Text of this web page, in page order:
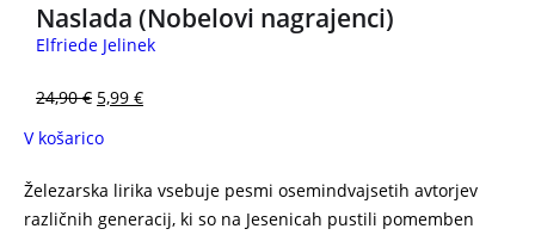
Naslada (Nobelovi nagrajenci)
Elfriede Jelinek
24,90€ 5,99 €
V košarico
Železarska lirika vsebuje pesmi osemindvajsetih avtorjev
različnih generacij, ki so na Jesenicah pustili pomemben